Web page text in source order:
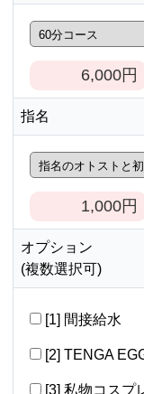
6,000円
指名
1,000円
オプション
(複数選択可)
[1] 間接給水
[2] TENGA
[3] 私物コスプ